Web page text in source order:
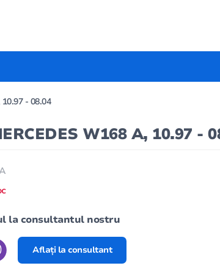
- 08.04
W168 A, 10.97 -
la consultantul nostru
Aflați la consultant